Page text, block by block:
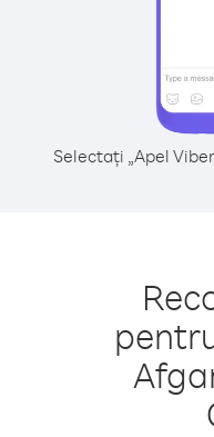
Selectați „Apel